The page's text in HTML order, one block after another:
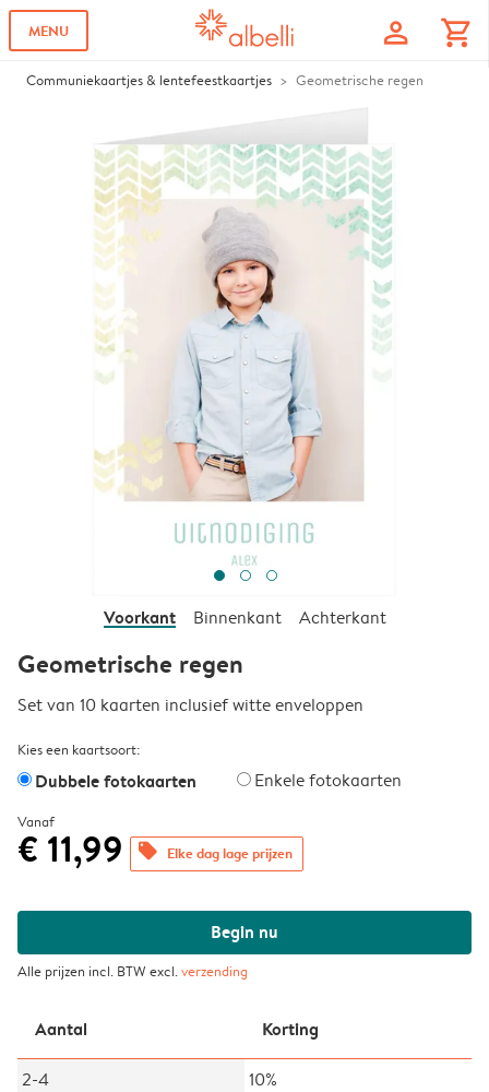
MENU profile shopping_cart
Communiekaartjes & lentefeestkaartjes Geometrische regen
Voorkant Binnenkant Achterkant
Geometrische regen
Set van 10 kaarten inclusief witte enveloppen
Kies een kaartsoort:
Dubbele fotokaarten Enkele fotokaarten
Vanaf
€ 11,99 offers Elke dag lage prijzen
Begin nu
Alle prijzen incl. BTW excl.verzending
Aantal Korting
2-4
10%